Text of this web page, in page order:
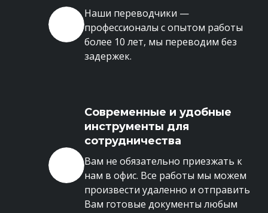
Наши переводчики —
профессионалы с опытом работы
более 10 лет, мы переводим без
задержек.
Современные и удобные
инструменты для
сотрудничества
Вам не обязательно приезжать к
нам в офис. Все работы мы можем
произвести удаленно и отправить
Вам готовые документы любым